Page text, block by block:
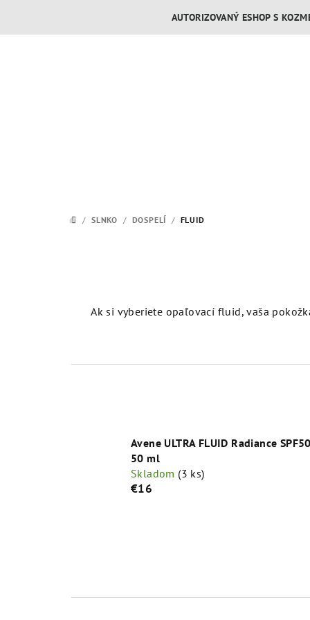
AUTORIZOVANÝ ESHOP S
DOMOV
/ SLNKO / DOSPELÍ / FLUID
Ak si vyberiete opaľovací fluid, vaša
Avene ULTRA FLUID Radiance
50 ml
Skladom (3 ks)
€16